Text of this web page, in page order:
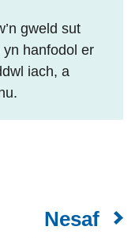
gweld sut
hanfodol er
iach, a
Nesaf